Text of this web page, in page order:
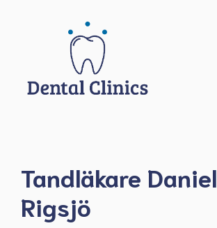
Tandläkare Daniel
Rigsjö